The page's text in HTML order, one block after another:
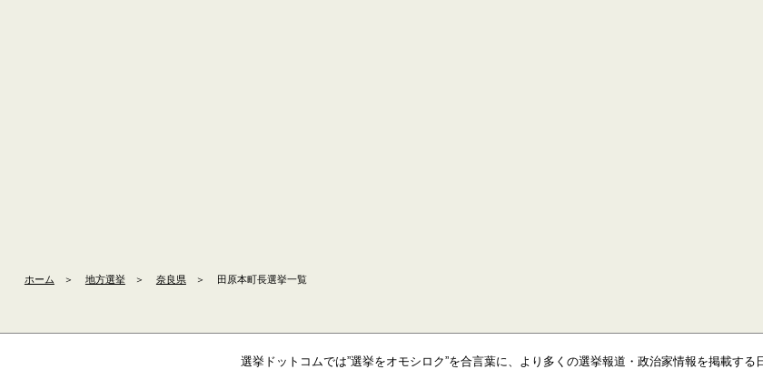
ホーム ＞ 地方選挙 ＞ 奈良県 ＞ 田原本町長選挙一覧
選挙ドットコムでは”選挙をオモシロク”を合言葉に、より多くの選挙報道・政治家情報を掲載す